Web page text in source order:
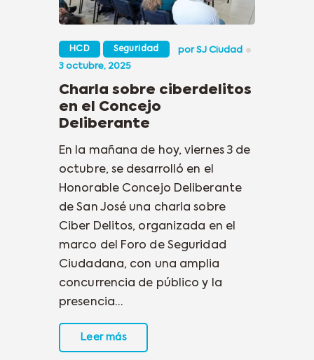
HCD Seguridad porSJ Ciudad
3 octubre, 2025
Charla sobre ciberdelitos
en el Concejo
Deliberante
En la mañana de hoy, viernes 3 de
octubre, se desarrolló en el
Honorable Concejo Deliberante
de San José una charla sobre
Ciber Delitos, organizada en el
marco del Foro de Seguridad
Ciudadana, con una amplia
concurrencia de público y la
presencia…
Leer más